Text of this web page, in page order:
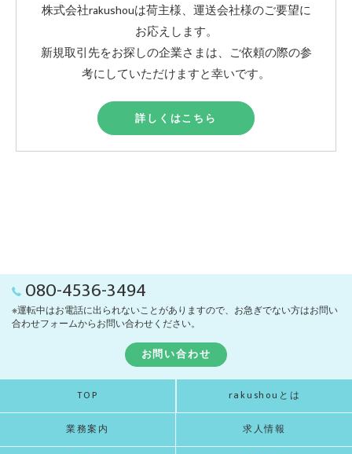
株式会社rakushouは荷主様、運送会社様のご要望に
お応えします。
新規取引先をお探しの企業さまは、ご依頼の際の参
考にしていただけますと幸いです。
詳しくはこちら
080-4536-3494
※運転中はお電話に出られないことがありますので、お急ぎでない方はお問い
合わせフォームからお問い合わせください。
お問い合わせ
TOP rakushouとは
業務案内 求人情報